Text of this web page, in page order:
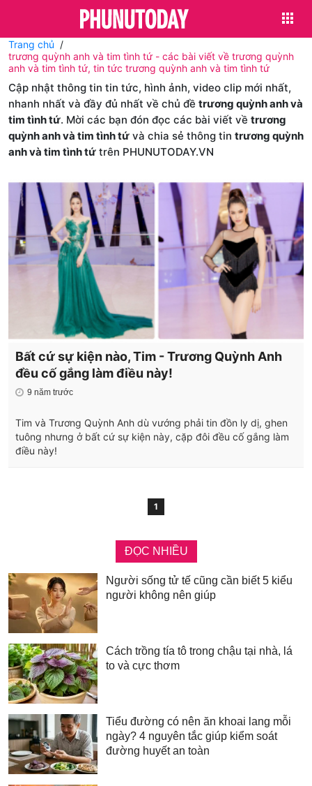
Trang chủ
trương quỳnh anh và tim tình tứ - các bài viết về trương quỳnh
anh và tim tình tứ, tin tức trương quỳnh anh và tim tình tứ
Cập nhật thông tin tin tức, hình ảnh, video clip mới nhất,
nhanh nhất và đầy đủ nhất về chủ đề trương quỳnh anh và
tim tình tứ. Mời các bạn đón đọc các bài viết về trương
quỳnh anh và tim tình tứ và chia sẻ thông tin trương quỳnh
anh và tim tình tứ trên PHUNUTODAY.VN
Bất cứ sự kiện nào, Tim - Trương Quỳnh Anh
đều cố gắng làm điều này!
9 năm trước
Tim và Trương Quỳnh Anh dù vướng phải tin đồn ly dị, ghen
tuông nhưng ở bất cứ sự kiện này, cặp đôi đều cố gắng làm
điều này!
1
ĐỌC NHIỀU
Người sống tử tế cũng cần biết 5 kiểu
người không nên giúp
Cách trồng tía tô trong chậu tại nhà, lá
to và cực thơm
Tiểu đường có nên ăn khoai lang mỗi
ngày? 4 nguyên tắc giúp kiểm soát
đường huyết an toàn